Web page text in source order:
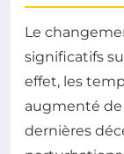
Le
significatifs
effet, les
augmenté
dernières